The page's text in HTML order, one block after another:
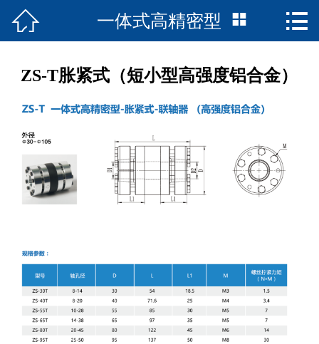
 首页
精品案例
在线留言
 一体式高精密型  
ZS-T胀紧式（短小型高强度铝合金）